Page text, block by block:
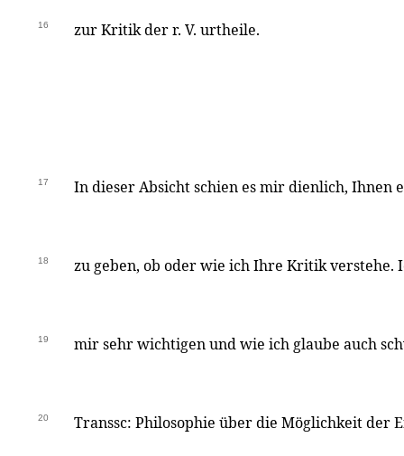
16 zur Kritik der r. V. urtheile.
17 In dieser Absicht schien es mir dienlich, Ihnen
18 zu geben, ob oder wie ich Ihre Kritik verstehe.
19 mir sehr wichtigen und wie ich glaube auch
20 Transsc: Philosophie über die Möglichkeit der